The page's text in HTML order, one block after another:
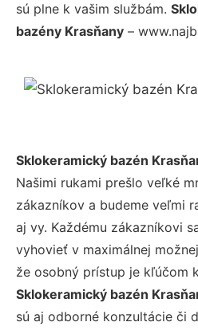
sú plne k vašim službám.
bazény Krasňany –
Sklokeramický bazén
Našimi rukami prešlo veľké
zákazníkov a budeme veľmi
aj vy. Každému zákazníkovi
vyhovieť v maximálnej
že osobný prístup je kľúčom
Sklokeramický bazén
sú aj odborné konzultácie či